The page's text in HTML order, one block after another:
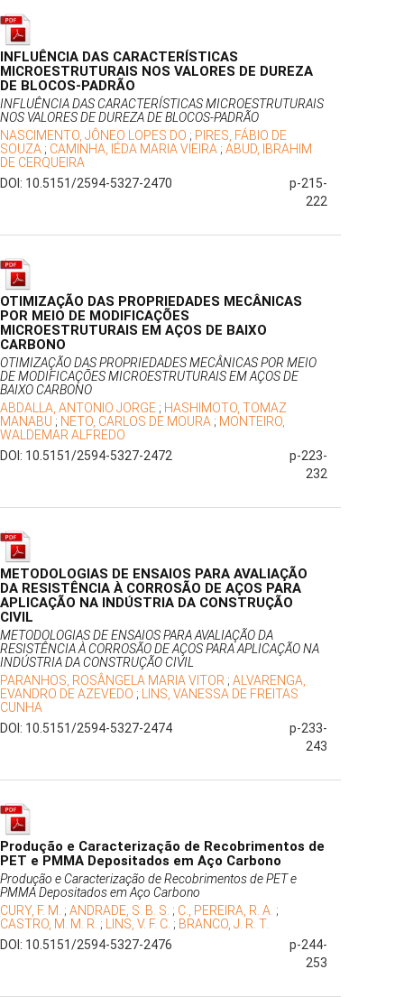
INFLUÊNCIA DAS CARACTERÍSTICAS
MICROESTRUTURAIS NOS VALORES DE DUREZA
DE BLOCOS-PADRÃO
INFLUÊNCIA DAS CARACTERÍSTICAS MICROESTRUTURAIS
NOS VALORES DE DUREZA DE BLOCOS-PADRÃO
NASCIMENTO, JÔNEO LOPES DO ; PIRES, FÁBIO DE
SOUZA ; CAMINHA, IÉDA MARIA VIEIRA ; ABUD, IBRAHIM
DE CERQUEIRA
DOI: 10.5151/2594-5327-2470
p-215-
222
OTIMIZAÇÃO DAS PROPRIEDADES MECÂNICAS
POR MEIO DE MODIFICAÇÕES
MICROESTRUTURAIS EM AÇOS DE BAIXO
CARBONO
OTIMIZAÇÃO DAS PROPRIEDADES MECÂNICAS POR MEIO
DE MODIFICAÇÕES MICROESTRUTURAIS EM AÇOS DE
BAIXO CARBONO
ABDALLA, ANTONIO JORGE ; HASHIMOTO, TOMAZ
MANABU ; NETO, CARLOS DE MOURA ; MONTEIRO,
WALDEMAR ALFREDO
DOI: 10.5151/2594-5327-2472
p-223-
232
METODOLOGIAS DE ENSAIOS PARA AVALIAÇÃO
DA RESISTÊNCIA À CORROSÃO DE AÇOS PARA
APLICAÇÃO NA INDÚSTRIA DA CONSTRUÇÃO
CIVIL
METODOLOGIAS DE ENSAIOS PARA AVALIAÇÃO DA
RESISTÊNCIA À CORROSÃO DE AÇOS PARA APLICAÇÃO NA
INDÚSTRIA DA CONSTRUÇÃO CIVIL
PARANHOS, ROSÂNGELA MARIA VITOR ; ALVARENGA,
EVANDRO DE AZEVEDO ; LINS, VANESSA DE FREITAS
CUNHA
DOI: 10.5151/2594-5327-2474
p-233-
243
Produção e Caracterização de Recobrimentos de
PET e PMMA Depositados em Aço Carbono
Produção e Caracterização de Recobrimentos de PET e
PMMA Depositados em Aço Carbono
CURY, F. M. ; ANDRADE, S. B. S. ; C., PEREIRA, R. A. ;
CASTRO, M. M. R. ; LINS, V. F. C. ; BRANCO, J. R. T.
DOI: 10.5151/2594-5327-2476
p-244-
253